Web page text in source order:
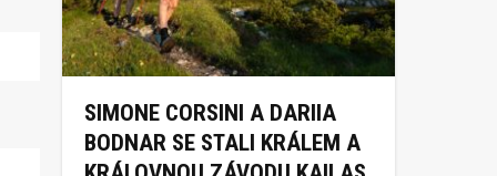
SIMONE CORSINI A DARIIA
BODNAR SE STALI KRÁLEM A